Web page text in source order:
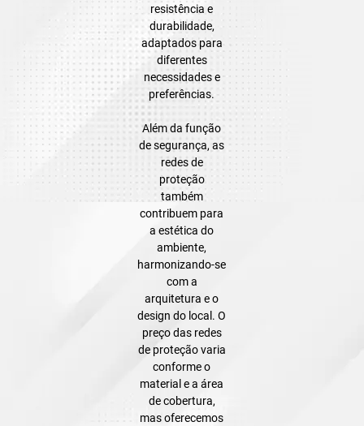
resistência e
durabilidade,
adaptados para
diferentes
necessidades e
preferências.
Além da função
de segurança, as
redes de
proteção
também
contribuem para
a estética do
ambiente,
harmonizando-se
com a
arquitetura e o
design do local. O
preço das redes
de proteção varia
conforme o
material e a área
de cobertura,
mas oferecemos